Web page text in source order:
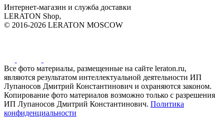
Интернет-магазин и служба доставки
LERATON Shop,
© 2016-2026 LERATON MOSCOW
Все фото материалы, размещенные на сайте leraton.ru,
являются результатом интеллектуальной деятельности ИП
Лупаносов Дмитрий Константинович и охраняются законом.
Копирование фото материалов возможно только с разрешения
ИП Лупаносов Дмитрий Константинович. Политика
конфиденциальности